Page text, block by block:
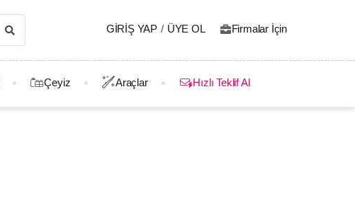
GIRIŞ YAP / ÜYE OL Firmalar İçin
Çeyiz Araçlar Hızlı Teklif Al